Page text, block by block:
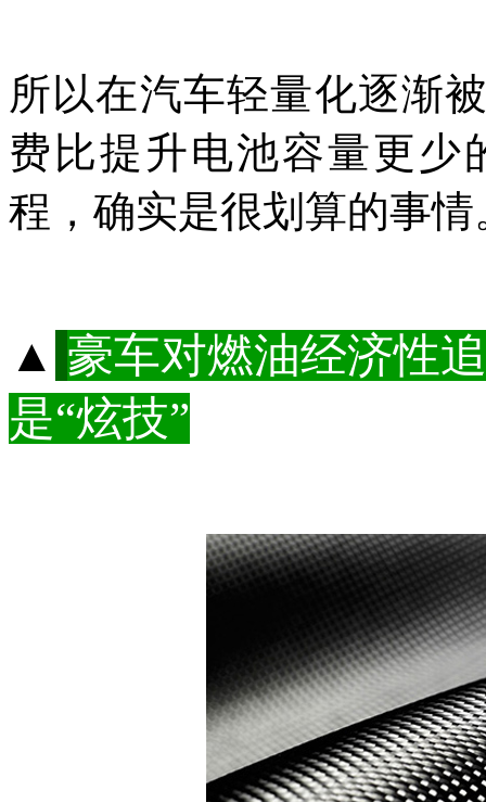
所以在汽车轻量化逐渐
费比提升电池容量更少
程，确实是很划算的事情
▲ 豪车对燃油经济性
是“炫技”